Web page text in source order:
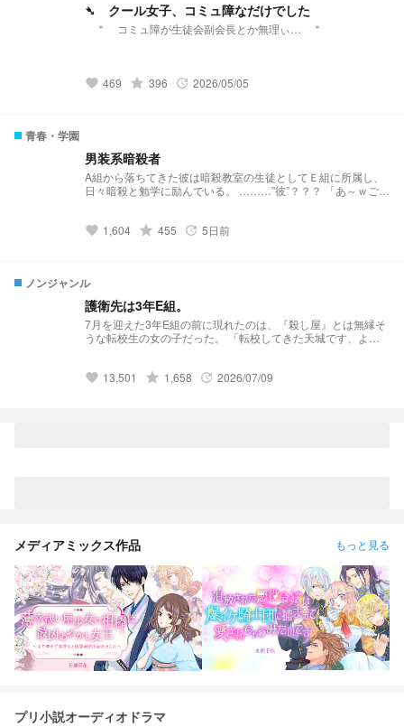
➴ クール女子、コミュ障なだけでした
＂ コミュ障が生徒会副会長とか無理ぃ… ＂
favorite 469 grade 396 update 2026/05/05
青春・学園
男装系暗殺者
A組から落ちてきた彼は暗殺教室の生徒としてＥ組に所属し、
日々暗殺と勉学に励んでいる。 ………”彼”？？？ 「あ～ｗごめ
(2026/04/02) デイリーランキング86位達成(すべて)
favorite 1,604 grade 455 update 5日前
ノンジャンル
護衛先は3年E組。
7月を迎えた3年E組の前に現れたのは、『殺し屋』とは無縁そ
うな転校生の女の子だった。 「転校してきた天城です、よろ
ら受けていますが、全年齢の作品です‼️ 活動報告はこちら
favorite 13,501 grade 1,658 update 2026/07/09
メディアミックス作品 もっと見る
プリ小説オーディオドラマ